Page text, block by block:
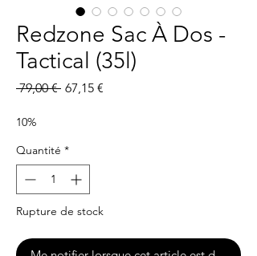
Redzone Sac À Dos -
Tactical (35l)
79,00 € Prix
67,15 €
10%
Quantité *
Rupture de stock